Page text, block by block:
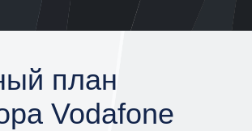
план
Vodafone